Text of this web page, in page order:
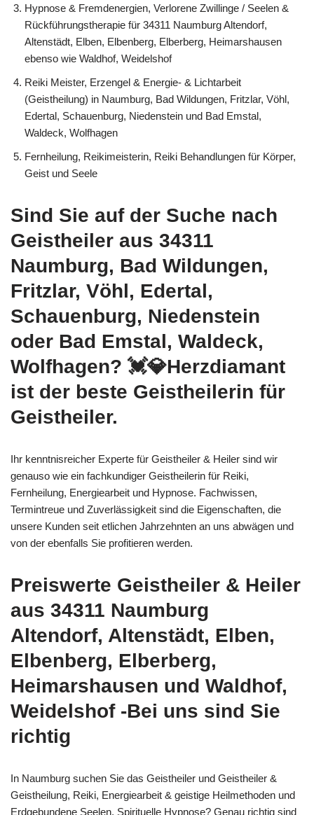
Hypnose & Fremdenergien, Verlorene Zwillinge / Seelen &
Rückführungstherapie für 34311 Naumburg Altendorf,
Altenstädt, Elben, Elbenberg, Elberberg, Heimarshausen
ebenso wie Waldhof, Weidelshof
Reiki Meister, Erzengel & Energie- & Lichtarbeit
(Geistheilung) in Naumburg, Bad Wildungen, Fritzlar, Vöhl,
Edertal, Schauenburg, Niedenstein und Bad Emstal,
Waldeck, Wolfhagen
Fernheilung, Reikimeisterin, Reiki Behandlungen für Körper,
Geist und Seele
Sind Sie auf der Suche nach
Geistheiler aus 34311
Naumburg, Bad Wildungen,
Fritzlar, Vöhl, Edertal,
Schauenburg, Niedenstein
oder Bad Emstal, Waldeck,
Wolfhagen? 💓️💎Herzdiamant
ist der beste Geistheilerin für
Geistheiler.
Ihr kenntnisreicher Experte für Geistheiler & Heiler sind wir
genauso wie ein fachkundiger Geistheilerin für Reiki,
Fernheilung, Energiearbeit und Hypnose. Fachwissen,
Termintreue und Zuverlässigkeit sind die Eigenschaften, die
unsere Kunden seit etlichen Jahrzehnten an uns abwägen und
von der ebenfalls Sie profitieren werden.
Preiswerte Geistheiler & Heiler
aus 34311 Naumburg
Altendorf, Altenstädt, Elben,
Elbenberg, Elberberg,
Heimarshausen und Waldhof,
Weidelshof -Bei uns sind Sie
richtig
In Naumburg suchen Sie das Geistheiler und Geistheiler &
Geistheilung, Reiki, Energiearbeit & geistige Heilmethoden und
Erdgebundene Seelen, Spirituelle Hypnose? Genau richtig sind